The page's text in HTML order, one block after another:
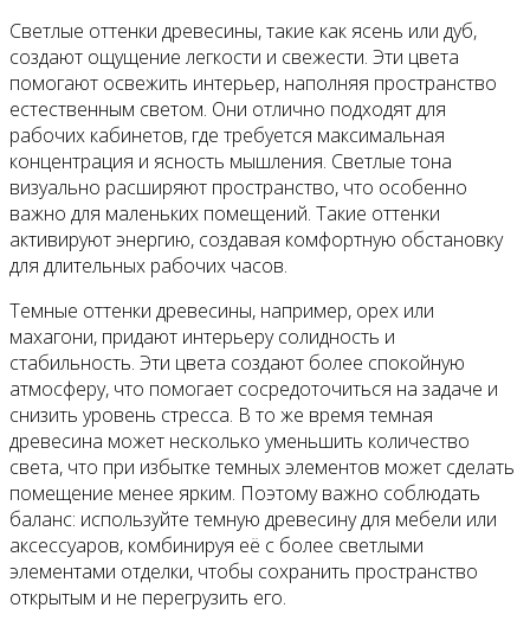
Светлые оттенки древесины, такие как ясень или дуб,
создают ощущение легкости и свежести. Эти цвета
помогают освежить интерьер, наполняя пространство
естественным светом. Они отлично подходят для
рабочих кабинетов, где требуется максимальная
концентрация и ясность мышления. Светлые тона
визуально расширяют пространство, что особенно
важно для маленьких помещений. Такие оттенки
активируют энергию, создавая комфортную обстановку
для длительных рабочих часов.
Темные оттенки древесины, например, орех или
махагони, придают интерьеру солидность и
стабильность. Эти цвета создают более спокойную
атмосферу, что помогает сосредоточиться на задаче и
снизить уровень стресса. В то же время темная
древесина может несколько уменьшить количество
света, что при избытке темных элементов может сделать
помещение менее ярким. Поэтому важно соблюдать
баланс: используйте темную древесину для мебели или
аксессуаров, комбинируя её с более светлыми
элементами отделки, чтобы сохранить пространство
открытым и не перегрузить его.